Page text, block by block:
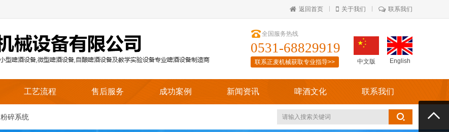
返回首页 关于我们 联系我们
中文版 English
全国服务热线
0531-68829919
联系正麦机械获取专业指导>>
工艺流程 售后服务 成功案例 新闻资讯 啤酒文化 联系我们
粉碎系统 